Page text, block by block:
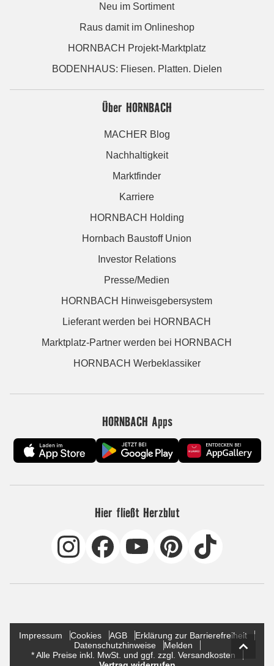
Neu im Sortiment
Raus damit im Onlineshop
HORNBACH Projekt-Marktplatz
BODENHAUS: Fliesen. Platten. Dielen
Über HORNBACH
MACHER Blog
Nachhaltigkeit
Marktfinder
Karriere
HORNBACH Holding
Hornbach Baustoff Union
Investor Relations
Presse/Medien
HORNBACH Hinweisgebersystem
Lieferant werden bei HORNBACH
Marktplatz-Partner werden bei HORNBACH
HORNBACH Werbeklassiker
HORNBACH Apps
Hier fließt Herzblut
Impressum Cookies AGB
Erklärung zur Barrierefreiheit
Datenschutzhinweise
Melden
* Alle Preise inkl. MwSt. und ggf. zzgl. Versandkosten